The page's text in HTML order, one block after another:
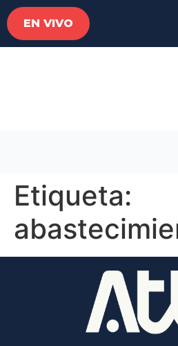
EN VIVO
Etiqueta: